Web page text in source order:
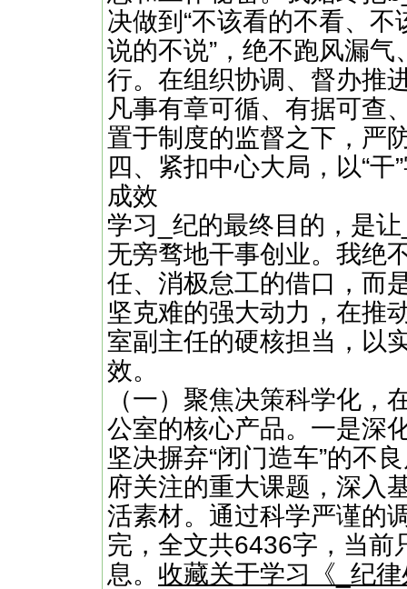
决做到“不该看的不看、
说的不说”，绝不跑风漏
行。在组织协调、督办推
凡事有章可循、有据可查
置于制度的监督之下，严
四、紧扣中心大局，以“
成效
学习_纪的最终目的，是
无旁骛地干事创业。我绝
任、消极怠工的借口，而
坚克难的强大动力，在推
室副主任的硬核担当，以
效。
（一）聚焦决策科学化，
公室的核心产品。一是深
坚决摒弃“闭门造车”的不
府关注的重大课题，深入
活素材。通过科学严谨
完，全文共6436字，当前
息。 收藏关于学习《_纪